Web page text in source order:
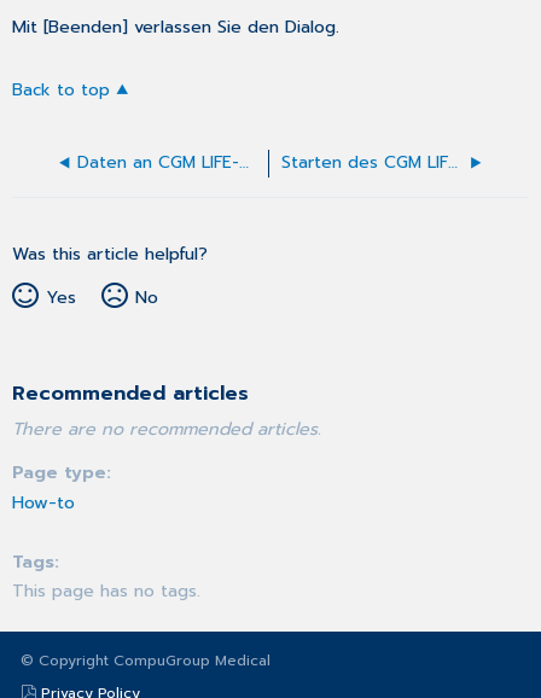
Mit [Beenden] verlassen Sie den Dialog.
Back to top
Daten an CGM LIFE-Akte exportieren Starten des CGM LIFE Clients
Was this article helpful?
Yes
No
Recommended articles
There are no recommended articles.
Page type
How-to
Tags
This page has no tags.
© Copyright CompuGroup Medical
Privacy Policy